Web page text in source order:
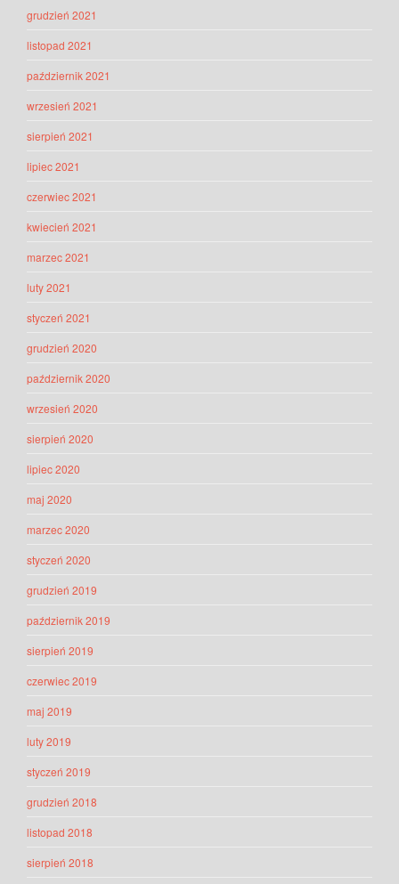
grudzień 2021
listopad 2021
październik 2021
wrzesień 2021
sierpień 2021
lipiec 2021
czerwiec 2021
kwiecień 2021
marzec 2021
luty 2021
styczeń 2021
grudzień 2020
październik 2020
wrzesień 2020
sierpień 2020
lipiec 2020
maj 2020
marzec 2020
styczeń 2020
grudzień 2019
październik 2019
sierpień 2019
czerwiec 2019
maj 2019
luty 2019
styczeń 2019
grudzień 2018
listopad 2018
sierpień 2018